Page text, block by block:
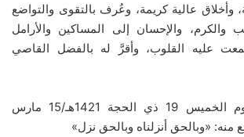
عالية كريمة، وعُرف بالتقوى والتواضع
والكرم، والإحسان إلى المساكين والأرامل
عليه القلوب، وأقرَّ له بالفضل القاصي
توفي رحمه الله يوم الخميس 19 ذي الحجة 1421هـ/15 مارس